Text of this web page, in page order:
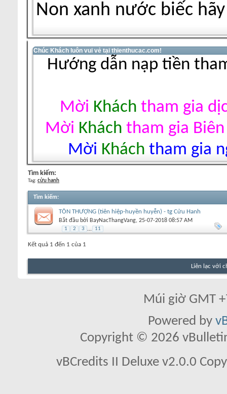
Non xanh nước biếc
Chúc Khách luôn vui vẻ tại thienthucac.com!
Hướng dẫn nạp tiền
Mời Khách tham gia
Mời Khách tham gia
Mời Khách tham gia
Tìm kiếm:
Tag: cửu hanh
Tìm kiếm:
TÔN THƯỢNG (tiên hiệp-huyền huyễn) - tg Cửu Hanh
Bắt đầu bởi BayNacThangVang‎, 25-07-2018 08:57 AM
1 2 3 ... 11
Kết quả 1 đến 1 của 1
Liên lạc với
Múi giờ GMT
Powered by
Copyright © 2026
vBCredits II Deluxe v2.0.0